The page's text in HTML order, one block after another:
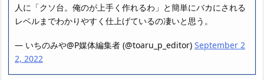
人に「クソ台。俺のが上手く作れるわ」と簡単にバカにされる
レベルまでわかりやすく仕上げているの凄いと思う。
— いちのみや@P媒体編集者 (@toaru_p_editor) September 2
2, 2022